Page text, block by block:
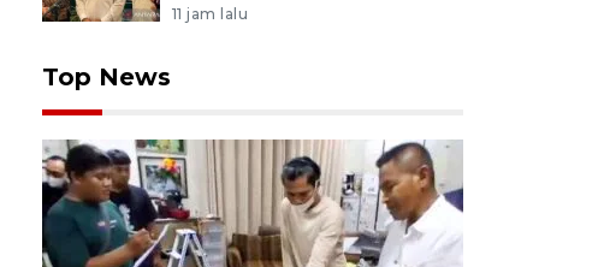
11 jam lalu
Top News